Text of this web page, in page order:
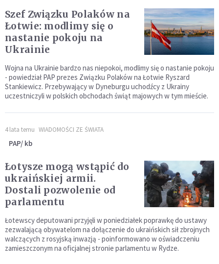
Szef Związku Polaków na
Łotwie: modlimy się o
nastanie pokoju na
Ukrainie
Wojna na Ukrainie bardzo nas niepokoi, modlimy się o nastanie pokoju
- powiedział PAP prezes Związku Polaków na Łotwie Ryszard
Stankiewicz. Przebywający w Dyneburgu uchodźcy z Ukrainy
uczestniczyli w polskich obchodach świąt majowych w tym mieście.
4 lata temu WIADOMOŚCI ZE ŚWIATA
PAP/ kb
Łotysze mogą wstąpić do
ukraińskiej armii.
Dostali pozwolenie od
parlamentu
Łotewscy deputowani przyjęli w poniedziałek poprawkę do ustawy
zezwalającą obywatelom na dołączenie do ukraińskich sił zbrojnych
walczących z rosyjską inwazją - poinformowano w oświadczeniu
zamieszczonym na oficjalnej stronie parlamentu w Rydze.